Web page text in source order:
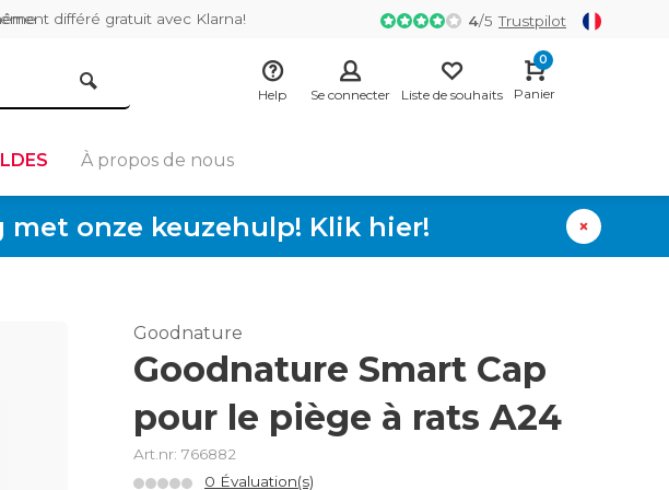
différé gratuit avec Klarna! 4/5 Trustpilot
Help Se connecter Liste de souhaits
0
Panier
À propos de nous
onze keuzehulp! Klik hier!
Goodnature
Goodnature Smart Cap
pour le piège à rats A24
Art.nr: 766882
0 Évaluation(s)